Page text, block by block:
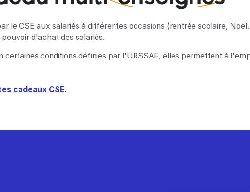
le CSE aux salariés à différentes occasions (rentrée scolaire,
d'achat des salariés.
certaines conditions définies par l'URSSAF, elles permettent à
cadeaux CSE.